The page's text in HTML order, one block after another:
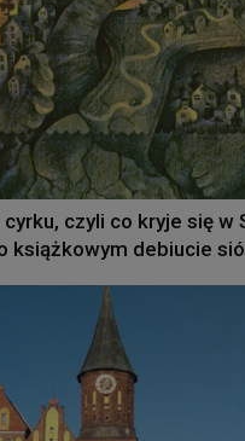
czyli co kryje się w
książkowym debiucie